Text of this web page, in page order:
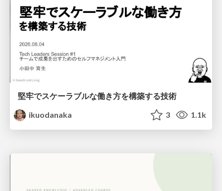
堅牢でスケーラブルな働き方を構築する技術
ikuodanaka
3 1.1k